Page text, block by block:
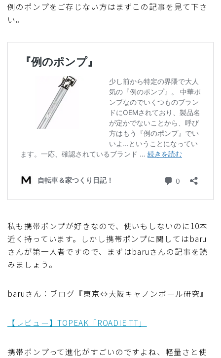
ブルべレポート2024
ブルベレポート2022
ブルべレポート2021
ブルベレポート2020
ブルベレポート2017
ブルベレポート2016
ブルべレポート2015
例のポンプをご存じない方はまずこの記事を見て下さ
い。
私も携帯ポンプが好きなので、使いもしないのに10本
近く持っています。しかし携帯ポンプに関してはbaru
さんが第一人者ですので、まずはbaruさんの記事を読
みましょう。
baruさん：ブログ『東京⇔大阪キャノンボール研究』
【レビュー】TOPEAK「ROADIE TT」
携帯ポンプって進化がすごいのですよね、軽量さと使